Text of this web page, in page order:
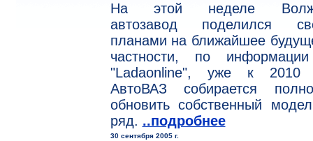
На этой неделе
автозавод поделился
планами на ближайшее
частности, по
"Ladaonline", уже к 2010
АвтоВАЗ собирается
обновить собственный
ряд. ..подробнее
30 сентября 2005 г.